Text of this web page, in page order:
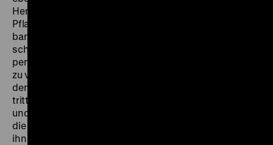
Henrietta, deren Lebensziel es ist, eine neue
Pflanzenart zu entdecken. Für den charmanten, aber
bankrotten Millionär Henry Graham (Walter Matthau)
scheint sie deshalb das perfekte Opfer für seinen
perfiden Plan, eine reiche Frau zu heiraten, um sie dann
zu vergiften, um an ihr Vermögen zu kommen. Diese für
den Screwball ungewöhnlich düstere Ausgangslage
tritt jedoch in dem Maße in den Hintergrund, wie Henry
und Henrietta über Umwege zueinander finden. Und
die Lösung des Konflikts ist die Einsicht, dass es um
ihn längst nicht mehr gehen muss. (tk)